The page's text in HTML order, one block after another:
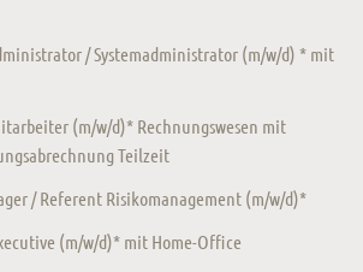
/ Systemadministrator (m/w/d) * mit
(m/w/d)* Rechnungswesen mit
Teilzeit
/ Referent Risikomanagement (m/w/d)*
(m/w/d)* mit Home-Office